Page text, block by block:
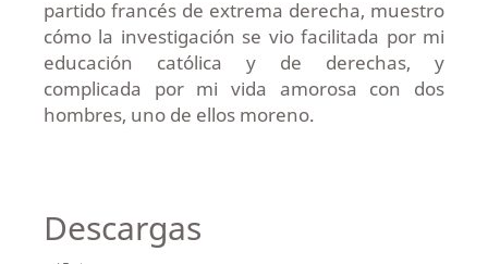
partido francés de extrema derecha, muestro
cómo la investigación se vio facilitada por mi
educación católica y de derechas, y
complicada por mi vida amorosa con dos
hombres, uno de ellos moreno.
Descargas